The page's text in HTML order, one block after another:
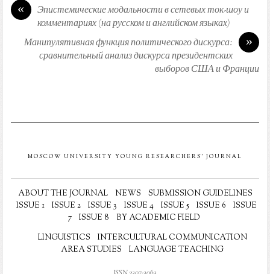
«
Эпистемические модальности в сетевых ток-шоу и
комментариях (на русском и английском языках)
»
Манипулятивная функция политического дискурса:
сравнительный анализ дискурса президентских
выборов США и Франции
MOSCOW UNIVERSITY YOUNG RESEARCHERS' JOURNAL
ABOUT THE JOURNAL NEWS
SUBMISSION GUIDELINES
ISSUE 1
ISSUE 2 ISSUE 3 ISSUE 4 ISSUE 5 ISSUE 6
ISSUE
7
ISSUE 8
BY ACADEMIC FIELD
LINGUISTICS
INTERCULTURAL COMMUNICATION
AREA STUDIES
LANGUAGE TEACHING